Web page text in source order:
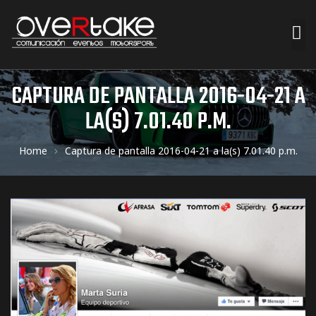
CAPTURA DE PANTALLA 2016-04-21 A
LA(S) 7.01.40 P.M.
Home Captura de pantalla 2016-04-21 a la(s) 7.01.40 p.m.